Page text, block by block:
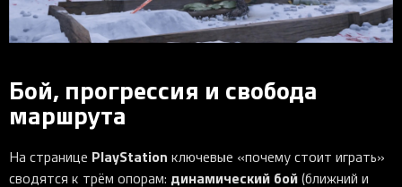
Бой, прогрессия и свобода
маршрута
На странице PlayStation ключевые «почему стоит играть»
сводятся к трём опорам: динамический бой(ближний и